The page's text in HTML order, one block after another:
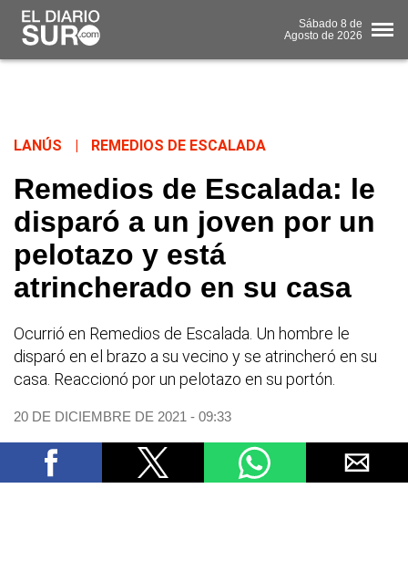
Sábado 8 de
Agosto de 2026
LANÚS REMEDIOS DE ESCALADA
Remedios de Escalada: le
disparó a un joven por un
pelotazo y está
atrincherado en su casa
Ocurrió en Remedios de Escalada. Un hombre le
disparó en el brazo a su vecino y se atrincheró en su
casa. Reaccionó por un pelotazo en su portón.
20 DE DICIEMBRE DE 2021 - 09:33